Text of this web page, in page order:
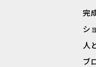
完
シ
人
ブ